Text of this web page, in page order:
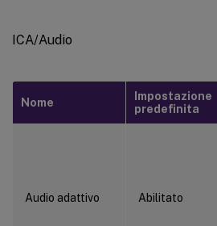
ICA/Audio
Nome
Impostazione
predefinita
Audio adattivo Abilitato